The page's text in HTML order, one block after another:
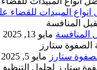
المنافسة مايو 13, 2025
ستارز مايو 5, 2025